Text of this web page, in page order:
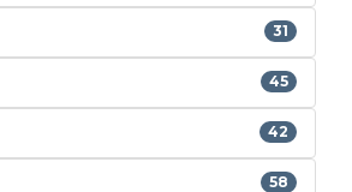
31
45
42
58